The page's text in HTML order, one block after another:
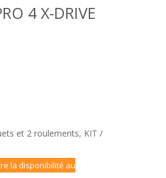
4 X-DRIVE
et 2 roulements, KIT /
la disponibilité au